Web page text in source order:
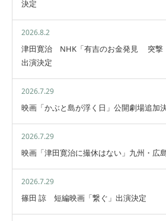
決定
2026.8.2
津田寛治 NHK「有吉のお金発見 突撃
出演決定
2026.7.29
映画「かぶと島が浮く日」公開劇場追加
2026.7.29
映画「津田寛治に撮休はない」九州・広
2026.7.29
篠田 諒 短編映画「繋ぐ」出演決定